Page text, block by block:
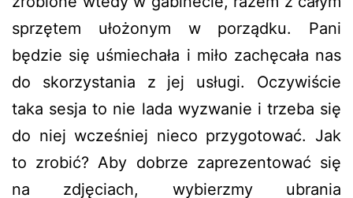
sprzętem ułożonym w porządku. Pani
będzie się uśmiechała i miło zachęcała nas
do skorzystania z jej usługi. Oczywiście
taka sesja to nie lada wyzwanie i trzeba się
do niej wcześniej nieco przygotować. Jak
to zrobić? Aby dobrze zaprezentować się
na zdjęciach, wybierzmy ubrania